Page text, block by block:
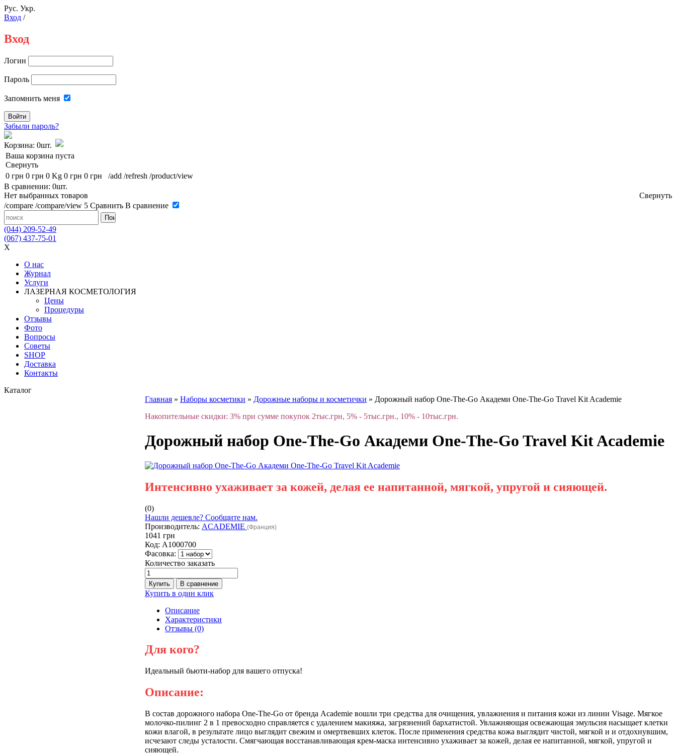
Рус. Укр.
Вход /
Вход
Логин
Пароль
Запомнить меня
Забыли пароль?
Корзина: 0шт.
Ваша корзина пуста
Свернуть
0 грн 0 грн 0 Kg 0 грн 0 грн /add /refresh /product/view
В сравнении: 0шт.
Нет выбранных товаров
Свернуть
/compare /compare/view 5 Сравнить В сравнение
(044) 209-52-49
(067) 437-75-01
X
О нас
Журнал
Услуги
ЛАЗЕРНАЯ КОСМЕТОЛОГИЯ
Цены
Процедуры
Отзывы
Фото
Вопросы
Советы
SHOP
Доставка
Контакты
Каталог
Главная » Наборы косметики » Дорожные наборы и косметички » Дорожный набор One-The-Go Академи One-The-Go Travel Kit Academie
Накопительные скидки: 3% при сумме покупок 2тыс.грн, 5% - 5тыс.грн., 10% - 10тыс.грн.
Дорожный набор One-The-Go Академи One-The-Go Travel Kit Academie
Интенсивно ухаживает за кожей, делая ее напитанной, мягкой, упругой и сияющей.
(0)
Нашли дешевле? Сообщите нам.
Производитель: ACADEMIE (Франция)
1041 грн
Код: A1000700
Фасовка:
Количество заказать
Купить в один клик
Описание
Характеристики
Отзывы (0)
Для кого?
Идеальный бьюти-набор для вашего отпуска!
Описание:
В состав дорожного набора One-The-Go от бренда Academie вошли три средства для очищения, увлажнения и питания кожи из линии Visage. Мягкое
молочко-пилинг 2 в 1 превосходно справляется с удалением макияжа, загрязнений бархатистой. Увлажняющая освежающая эмульсия насыщает клетки
кожи влагой, в результате лицо выглядит свежим и омертвевших клеток. После применения средства кожа выглядит чистой, мягкой и и отдохнувшим,
исчезают следы усталости. Смягчающая восстанавливающая крем-маска интенсивно ухаживает за кожей, делая ее напитанной, мягкой, упругой и
сияющей.